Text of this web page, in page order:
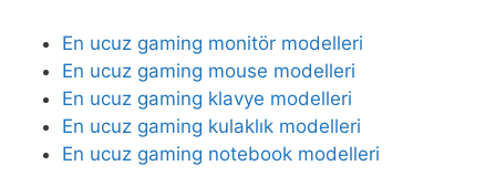
En ucuz gaming monitör modelleri
En ucuz gaming mouse modelleri
En ucuz gaming klavye modelleri
En ucuz gaming kulaklık modelleri
En ucuz gaming notebook modelleri